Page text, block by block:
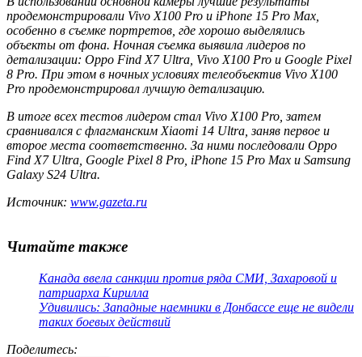
продемонстрировали Vivo X100 Pro и iPhone 15 Pro Max,
особенно в съемке портретов, где хорошо выделялись
объекты от фона. Ночная съемка выявила лидеров по
детализации: Oppo Find X7 Ultra, Vivo X100 Pro и Google Pixel
8 Pro. При этом в ночных условиях телеобъектив Vivo X100
Pro продемонстрировал лучшую детализацию.
В итоге всех тестов лидером стал Vivo X100 Pro, затем
сравнивался с флагманским Xiaomi 14 Ultra, заняв первое и
второе места соответственно. За ними последовали Oppo
Find X7 Ultra, Google Pixel 8 Pro, iPhone 15 Pro Max и Samsung
Galaxy S24 Ultra.
Источник: www.gazeta.ru
Читайте также
Канада ввела санкции против ряда СМИ, Захаровой и
патриарха Кирилла
Удивились: Западные наемники в Донбассе еще не видели
таких боевых действий
Поделитесь: